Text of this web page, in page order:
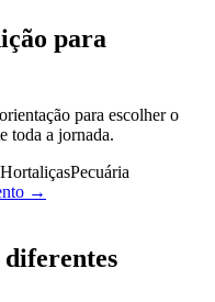
para
para escolher o
toda a jornada.
HortaliçasPecuária
→